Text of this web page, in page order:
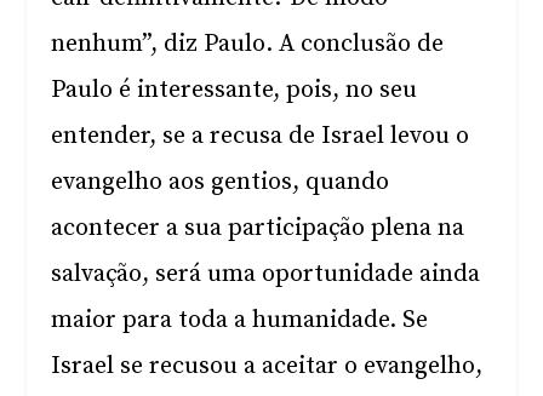
nenhum”, diz Paulo. A conclusão de
Paulo é interessante, pois, no seu
entender, se a recusa de Israel levou o
evangelho aos gentios, quando
acontecer a sua participação plena na
salvação, será uma oportunidade ainda
maior para toda a humanidade. Se
Israel se recusou a aceitar o evangelho,